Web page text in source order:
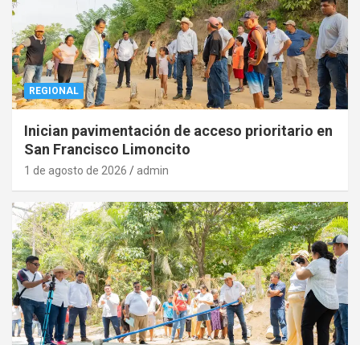
REGIONAL
Inician pavimentación de acceso prioritario en
San Francisco Limoncito
1 de agosto de 2026 admin